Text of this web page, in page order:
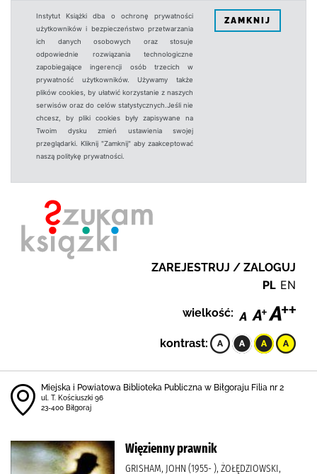
Instytut Książki dba o ochronę prywatności
użytkowników i bezpieczeństwo przetwarzania
ich danych osobowych oraz stosuje
odpowiednie rozwiązania technologiczne
zapobiegające ingerencji osób trzecich w
prywatność użytkowników. Używamy także
plików cookies, by ułatwić korzystanie z naszych
serwisów oraz do celów statystycznych.Jeśli nie
chcesz, by pliki cookies były zapisywane na
Twoim dysku zmień ustawienia swojej
przeglądarki. Kliknij "Zamknij" aby zaakceptować
naszą politykę prywatności.
ZAMKNIJ
ZAREJESTRUJ / ZALOGUJ
PL EN
wielkość:
kontrast:
Miejska i Powiatowa Biblioteka Publiczna w Biłgoraju Filia nr 2
ul. T. Kościuszki 96
23-400 Biłgoraj
Więzienny prawnik
GRISHAM, JOHN (1955- ), ŻOŁĘDZIOWSKI,